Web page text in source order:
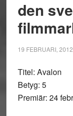
den
19 FEBRUARI, 2012
Titel: Avalon
Betyg: 5
Premiär: 24